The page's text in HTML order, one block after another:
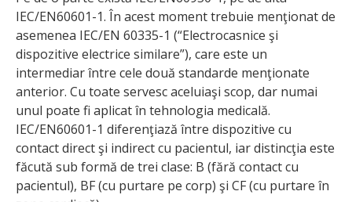
IEC/EN60601-1. În acest moment trebuie menţionat de
asemenea IEC/EN 60335-1 (“Electrocasnice şi
dispozitive electrice similare”), care este un
intermediar între cele două standarde menţionate
anterior. Cu toate servesc aceluiaşi scop, dar numai
unul poate fi aplicat în tehnologia medicală.
IEC/EN60601-1 diferenţiază între dispo­zitive cu
contact direct şi indirect cu pacientul, iar distincţia este
făcută sub formă de trei clase: B (fără contact cu
pacientul), BF (cu purtare pe corp) şi CF (cu purtare în